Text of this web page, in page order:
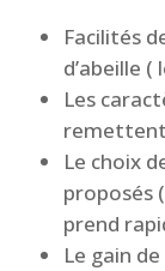
Facilités
d’abeille
Les
remettent
Le choix
proposés
prend
Le gain